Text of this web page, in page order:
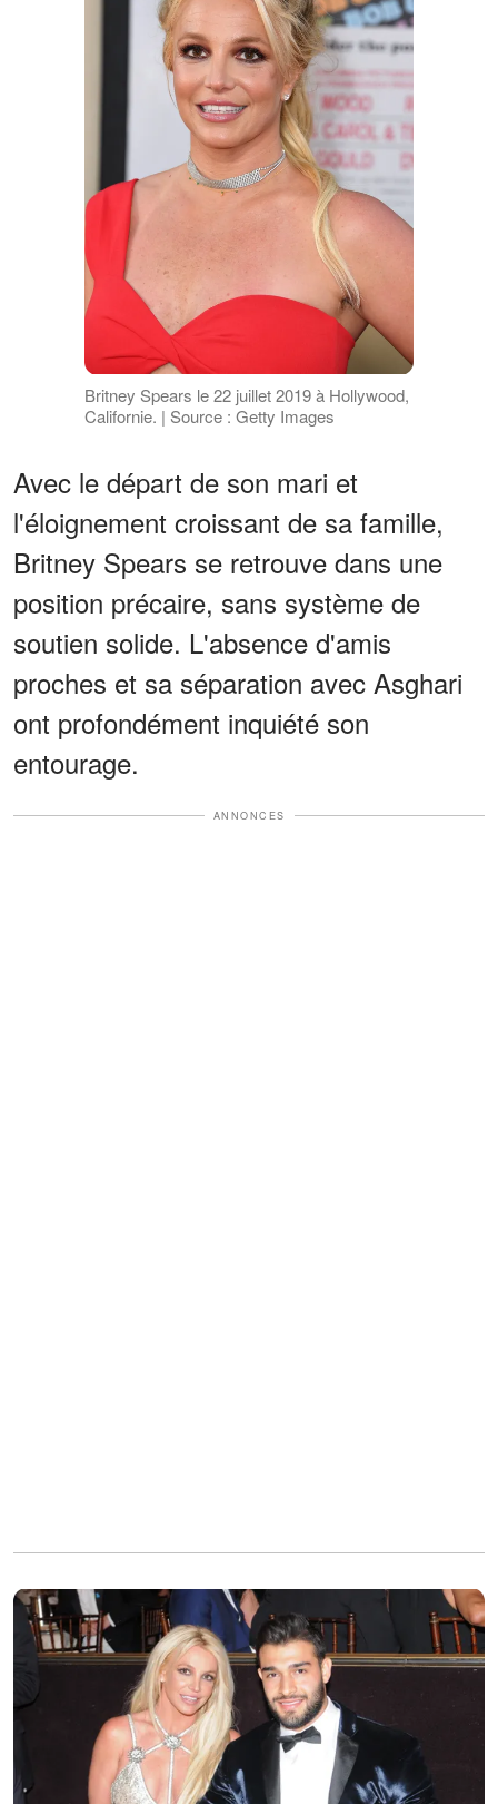
Britney Spears le 22 juillet 2019 à Hollywood,
Californie. | Source : Getty Images
Avec le départ de son mari et
l'éloignement croissant de sa famille,
Britney Spears se retrouve dans une
position précaire, sans système de
soutien solide. L'absence d'amis
proches et sa séparation avec Asghari
ont profondément inquiété son
entourage.
ANNONCES